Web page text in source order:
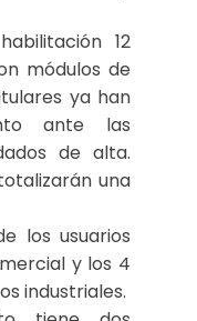
12
módulos de
ya han
ante las
de alta.
una
los usuarios
y los 4
industriales.